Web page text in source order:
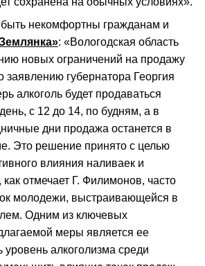
некомфортны гражданам и
: «Вологодская область
новых ограничений на продажу
заявлению губернатора Георгия
алкоголь будет продаваться
с 12 до 14, по будням, а в
дни продажа останется в
Это решение принято с целью
влияния наливаек и
как отмечает Г. Филимонов, часто
молодежи, выстраивающейся в
Одним из ключевых
меры является ее
уровень алкоголизма среди